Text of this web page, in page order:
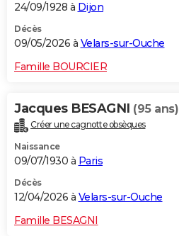
24/09/1928 à Dijon
Décès
09/05/2026 à Velars-sur-Ouche
Famille BOURCIER
Jacques BESAGNI (95 ans)
Créer une cagnotte obsèques
Naissance
09/07/1930 à Paris
Décès
12/04/2026 à Velars-sur-Ouche
Famille BESAGNI